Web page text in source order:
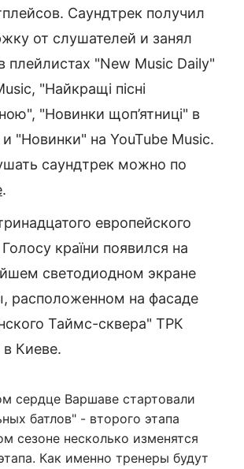
Саундтрек получил
от слушателей и занял
плейлистах "New Music Daily"
"Найкращі пісні
"Новинки щоп’ятниці" в
"Новинки" на YouTube Music.
саундтрек можно по
.
европейского
країни появился на
светодиодном экране
расположенном на фасаде
Таймс-сквера" ТРК
в Киеве.
сердце Варшаве стартовали
батлов" - второго этапа
сезоне несколько изменятся
Как именно тренеры будут